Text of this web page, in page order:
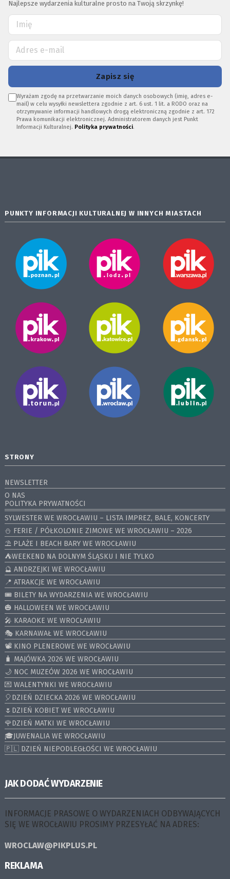
Najlepsze wydarzenia kulturalne prosto na Twoją skrzynkę!
Zapisz się
Wyrażam zgodę na przetwarzanie moich danych osobowych (imię, adres e-
mail) w celu wysyłki newslettera zgodnie z art. 6 ust. 1 lit. a RODO oraz na
otrzymywanie informacji handlowych drogą elektroniczną zgodnie z art. 172
Prawa komunikacji elektronicznej. Administratorem danych jest Punkt
Informacji Kulturalnej. Polityka prywatności.
PUNKTY INFORMACJI KULTURALNEJ W INNYCH MIASTACH
STRONY
NEWSLETTER
O NAS
POLITYKA PRYWATNOŚCI
SYLWESTER WE WROCŁAWIU – LISTA IMPREZ, BALE, KONCERTY
⛄️ FERIE / PÓŁKOLONIE ZIMOWE WE WROCŁAWIU – 2026
⛱️ PLAŻE I BEACH BARY WE WROCŁAWIU
⛺️WEEKEND NA DOLNYM ŚLĄSKU I NIE TYLKO
🔮 ANDRZEJKI WE WROCŁAWIU
📍 ATRAKCJE WE WROCŁAWIU
🎟️ BILETY NA WYDARZENIA WE WROCŁAWIU
🎃 HALLOWEEN WE WROCŁAWIU
🎤 KARAOKE WE WROCŁAWIU
🎭 KARNAWAŁ WE WROCŁAWIU
📽️ KINO PLENEROWE WE WROCŁAWIU
🧳 MAJÓWKA 2026 WE WROCŁAWIU
🌙 NOC MUZEÓW 2026 WE WROCŁAWIU
💌 WALENTYNKI WE WROCŁAWIU
🎈DZIEŃ DZIECKA 2026 WE WROCŁAWIU
🌷DZIEŃ KOBIET WE WROCŁAWIU
🌹DZIEŃ MATKI WE WROCŁAWIU
🎓JUWENALIA WE WROCŁAWIU
🇵🇱 DZIEŃ NIEPODLEGŁOŚCI WE WROCŁAWIU
JAK DODAĆ WYDARZENIE
INFORMACJE PRASOWE O WYDARZENIACH ODBYWAJĄCYCH
SIĘ WE WROCŁAWIU PROSIMY PRZESYŁAĆ NA ADRES:
WROCLAW@PIKPLUS.PL
REKLAMA